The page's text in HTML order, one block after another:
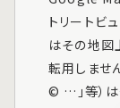
トリートビ
はその地図
転用しませ
© …」等）は